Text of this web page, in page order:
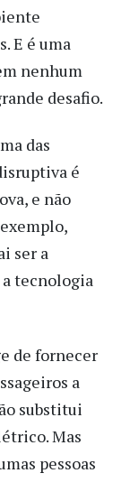
E é uma
nenhum
desafio.
das
é
e não
ser a
a tecnologia
de fornecer
a
substitui
Mas
pessoas